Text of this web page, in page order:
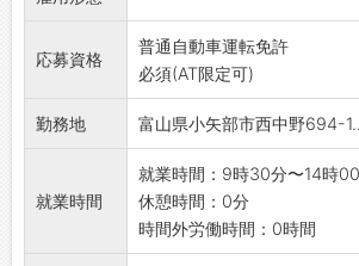
※面接を希望される方は、事
の「紹介状」の交付
を受けてください
応募資格
普通自動車運転免許
必須(AT限定可)
勤務地 富山県小矢部市西中野694-
就業時間
就業時間：9時30分〜14時
休憩時間：0分
時間外労働時間：0時間